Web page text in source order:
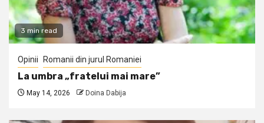
3 min read
Opinii Romanii din jurul Romaniei
La umbra „fratelui mai mare”
May 14, 2026 Doina Dabija